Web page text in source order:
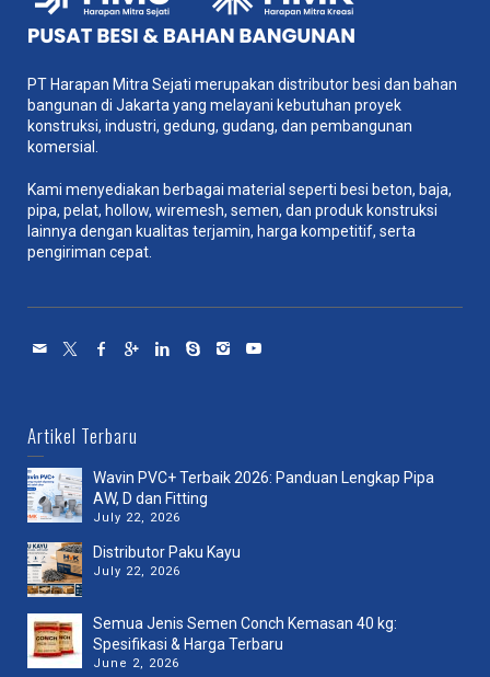
PT Harapan Mitra Sejati merupakan distributor besi dan bahan
bangunan di Jakarta yang melayani kebutuhan proyek
konstruksi, industri, gedung, gudang, dan pembangunan
komersial.
Kami menyediakan berbagai material seperti besi beton, baja,
pipa, pelat, hollow, wiremesh, semen, dan produk konstruksi
lainnya dengan kualitas terjamin, harga kompetitif, serta
pengiriman cepat.
Artikel Terbaru
Wavin PVC+ Terbaik 2026: Panduan Lengkap Pipa
AW, D dan Fitting
July 22, 2026
Distributor Paku Kayu
July 22, 2026
Semua Jenis Semen Conch Kemasan 40 kg:
Spesifikasi & Harga Terbaru
June 2, 2026